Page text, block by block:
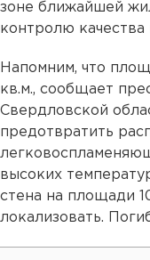
зоне ближайшей
контролю
Напомним, что
кв.м., сообщает
Свердловской
предотвратить
высоких
стена на площади
локализовать.